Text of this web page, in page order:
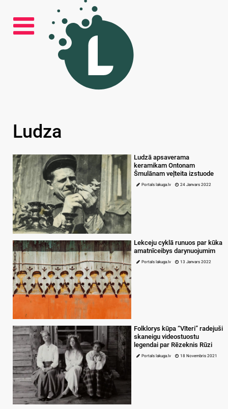
Ludza
Ludzā apsaverama
keramikam Ontonam
Šmulānam veļteita izstuode
Portals lakuga.lv 24 Janvars 2022
Lekceju cyklā runuos par kūka
amatnīceibys darynuojumim
Portals lakuga.lv 13 Janvars 2022
Folklorys kūpa “Vīteri” radejuši
skaneigu videostuostu
legendai par Rēzeknis Rūzi
Portals lakuga.lv 18 Novembris 2021